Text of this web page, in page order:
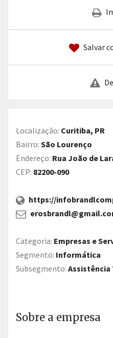
Salvar
Localização: Curitiba, PR
Bairro: São Lourenço
Endereço: Rua João de
CEP: 82200-090
https://
Categoria: Empresas e
Segmento: Informática
Subsegmento: Assistência
Sobre a empresa